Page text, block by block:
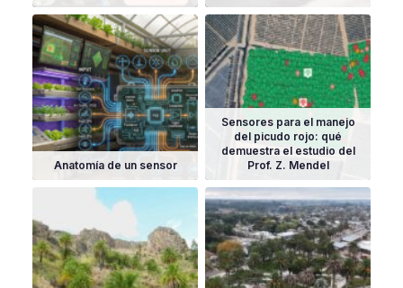
Anatomía de un sensor
Sensores para el manejo
del picudo rojo: qué
demuestra el estudio del
Prof. Z. Mendel